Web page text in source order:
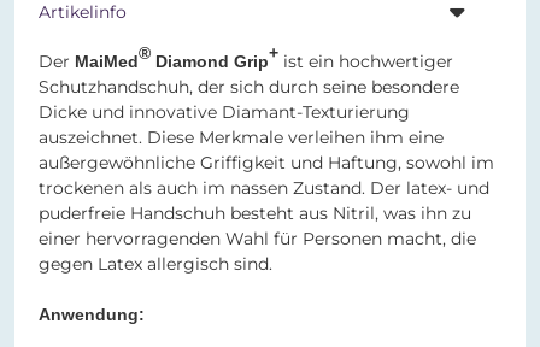
Artikelinfo
Der MaiMed® Diamond Grip+ ist ein hochwertiger
Schutzhandschuh, der sich durch seine besondere
Dicke und innovative Diamant-Texturierung
auszeichnet. Diese Merkmale verleihen ihm eine
außergewöhnliche Griffigkeit und Haftung, sowohl im
trockenen als auch im nassen Zustand. Der latex- und
puderfreie Handschuh besteht aus Nitril, was ihn zu
einer hervorragenden Wahl für Personen macht, die
gegen Latex allergisch sind.
Anwendung: